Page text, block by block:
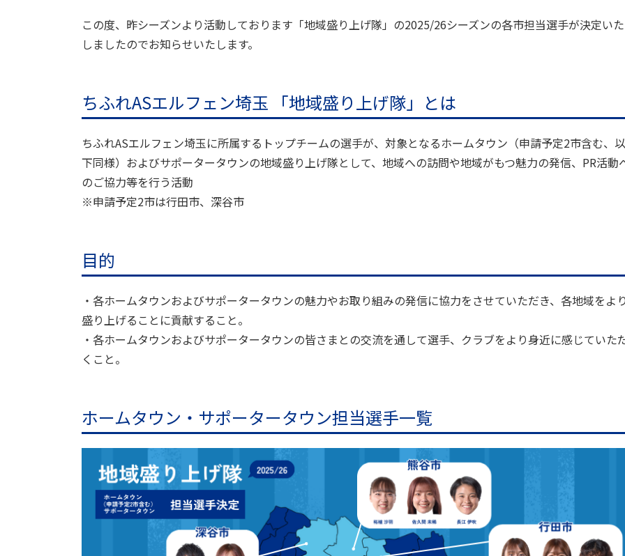
この度、昨シーズンより活動しております「地域盛り上げ隊」の2025/26シーズンの各市担当選手が決定いた
しましたのでお知らせいたします。
ちふれASエルフェン埼玉 「地域盛り上げ隊」とは
ちふれASエルフェン埼玉に所属するトップチームの選手が、対象となるホームタウン（申請予定2市含む、以
下同様）およびサポータータウンの地域盛り上げ隊として、地域への訪問や地域がもつ魅力の発信、PR活動
のご協力等を行う活動
※申請予定2市は行田市、深谷市
目的
・各ホームタウンおよびサポータータウンの魅力やお取り組みの発信に協力をさせていただき、各地域をよ
盛り上げることに貢献すること。
・各ホームタウンおよびサポータータウンの皆さまとの交流を通して選手、クラブをより身近に感じていた
くこと。
ホームタウン・サポータータウン担当選手一覧